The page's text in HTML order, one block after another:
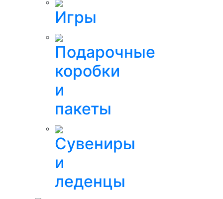
Игры
Подарочные
коробки
и
пакеты
Сувениры
и
леденцы